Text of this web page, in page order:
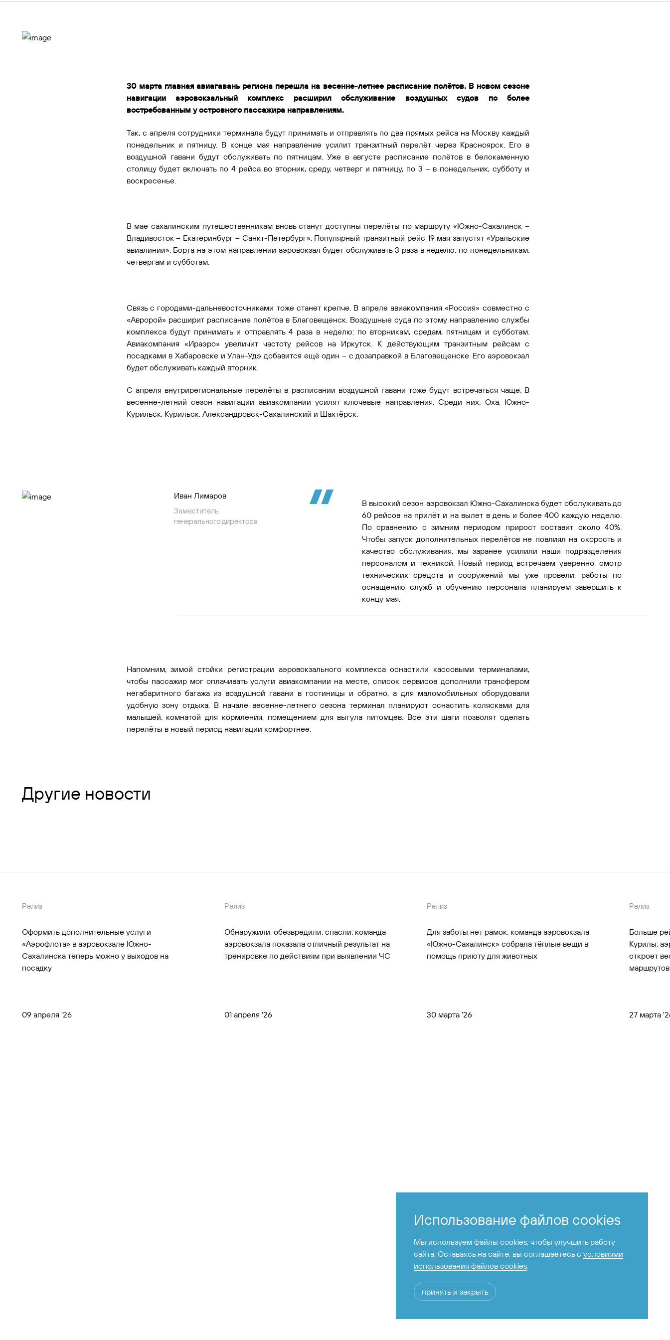
+7 424 255-95-05
время работы с 6:00 до 23:00
30 марта главная авиагавань региона перешла на весенне-летнее расписание полётов. В новом сезоне
навигации аэровокзальный комплекс расширил обслуживание воздушных судов по более
востребованным у островного пассажира направлениям.
Так, с апреля сотрудники терминала будут принимать и отправлять по два прямых рейса на Москву каждый
понедельник и пятницу. В конце мая направление усилит транзитный перелёт через Красноярск. Его в
воздушной гавани будут обслуживать по пятницам. Уже в августе расписание полётов в белокаменную
столицу будет включать по 4 рейса во вторник, среду, четверг и пятницу, по 3 – в понедельник, субботу и
воскресенье.
В мае сахалинским путешественникам вновь станут доступны перелёты по маршруту «Южно-Сахалинск –
Владивосток – Екатеринбург – Санкт-Петербург». Популярный транзитный рейс 19 мая запустят «Уральские
авиалинии». Борта на этом направлении аэровокзал будет обслуживать 3 раза в неделю: по понедельникам,
четвергам и субботам.
Связь с городами-дальневосточниками тоже станет крепче. В апреле авиакомпания «Россия» совместно с
«Авророй» расширит расписание полётов в Благовещенск. Воздушные суда по этому направлению службы
комплекса будут принимать и отправлять 4 раза в неделю: по вторникам, средам, пятницам и субботам.
Авиакомпания «Ираэро» увеличит частоту рейсов на Иркутск. К действующим транзитным рейсам с
посадками в Хабаровске и Улан-Удэ добавится ещё один – с дозаправкой в Благовещенске. Его аэровокзал
будет обслуживать каждый вторник.
С апреля внутрирегиональные перелёты в расписании воздушной гавани тоже будут встречаться чаще. В
весенне-летний сезон навигации авиакомпании усилят ключевые направления. Среди них: Оха, Южно-
Курильск, Курильск, Александровск-Сахалинский и Шахтёрск.
В высокий сезон аэровокзал Южно-Сахалинска будет обслуживать до
60 рейсов на прилёт и на вылет в день и более 400 каждую неделю.
По сравнению с зимним периодом прирост составит около 40%.
Чтобы запуск дополнительных перелётов не повлиял на скорость и
качество обслуживания, мы заранее усилили наши подразделения
персоналом и техникой. Новый период встречаем уверенно, смотр
технических средств и сооружений мы уже провели, работы по
оснащению служб и обучению персонала планируем завершить к
концу мая.
Иван Лимаров
Заместитель
генерального директора
Напомним, зимой стойки регистрации аэровокзального комплекса оснастили кассовыми терминалами,
чтобы пассажир мог оплачивать услуги авиакомпании на месте, список сервисов дополнили трансфером
негабаритного багажа из воздушной гавани в гостиницы и обратно, а для маломобильных оборудовали
удобную зону отдыха. В начале весенне-летнего сезона терминал планируют оснастить колясками для
малышей, комнатой для кормления, помещением для выгула питомцев. Все эти шаги позволят сделать
перелёты в новый период навигации комфортнее.
Другие новости
Релиз
Оформить дополнительные услуги
«Аэрофлота» в аэровокзале Южно-
Сахалинска теперь можно у выходов на
посадку
09 апреля '26
Релиз
Обнаружили, обезвредили, спасли: команда
аэровокзала показала отличный результат на
тренировке по действиям при выявлении ЧС
01 апреля '26
Релиз
Для заботы нет рамок: команда аэровокзала
«Южно-Сахалинск» собрала тёплые вещи в
помощь приюту для животных
30 марта '26
Релиз
Больше
Курилы:
откроет
маршрутов
27 марта
Использование файлов cookies
Мы используем файлы cookies, чтобы улучшить работу
сайта. Оставаясь на сайте, вы соглашаетесь сусловиями
использования файлов cookies.
принять и закрыть